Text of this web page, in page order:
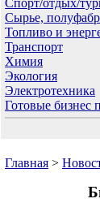
Спорт/отдых/
Сырье,
Топливо и
Транспорт
Химия
Экология
Электротехника
Готовые бизнес
Главная >